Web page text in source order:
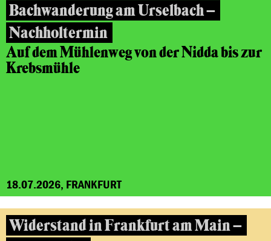
Bachwanderung am Urselbach –
Nachholtermin
Auf dem Mühlenweg von der Nidda bis zur
Krebsmühle
18.07.2026, FRANKFURT
Widerstand in Frankfurt am Main –